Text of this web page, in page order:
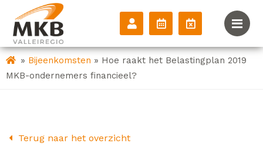
» Bijeenkomsten » Hoe raakt het Belastingplan 2019
MKB-ondernemers financieel?
Terug naar het overzicht